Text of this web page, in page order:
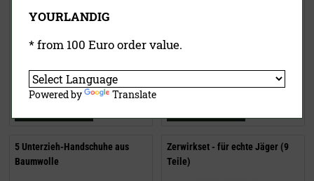
15,50 €(UVP)
inklusive MwSt.exkl.
Versandkosten
5,50 €
5 Unterzieh-Handschuhe aus
Baumwolle
Zerwirkset - für echte Jäger (9
Teile)
YOURLANDIG
* from 100 Euro order value.
Powered by Translate